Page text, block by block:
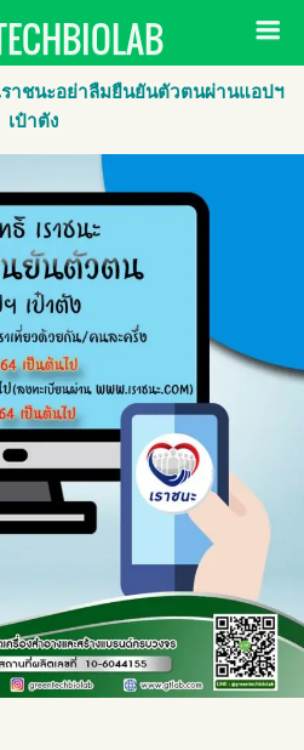
าชนะอย่าลืมยืนยันตัวตนผ่านแอปฯ
เป๋าตัง